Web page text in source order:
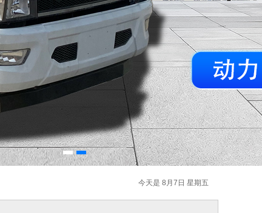
今天是 8月7日 星期五